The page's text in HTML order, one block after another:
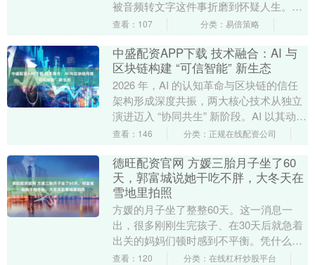
被音频转文字这件事折磨到怀疑人生。你
懂那种对着3小时的田野调查录音，戴着耳
查看：107 分类：易倍策略
中盛配资APP下载 技术融合：AI 与
区块链构建 “可信智能” 新生态
2026 年，AI 的认知革命与区块链的信任
架构形成深度共振，两大核心技术从独立
演进迈入 “协同共生” 新阶段。AI 以其动态
决策能力突破区块链的预设逻辑局限，....
查看：146 分类：正规在线配资公司
德旺配资官网 方媛三胎月子坐了60
天，郭富城说她干吃不胖，大冬天在
雪地里拍照
方媛的月子坐了整整60天。这一消息一
出，很多刚刚生完孩子、在30天后就急着
出关的妈妈们顿时感到不平衡。凭什么她
能有如此奢侈的时间？就因为她嫁给了郭
查看：120 分类：在线杠杆炒股平台